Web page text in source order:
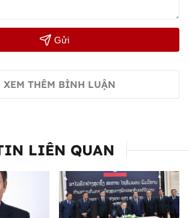
Gửi
XEM THÊM BÌNH LUẬN
LIÊN QUAN